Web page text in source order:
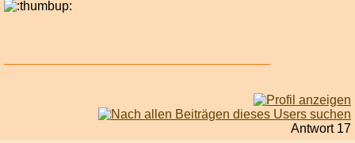
Antwort 17